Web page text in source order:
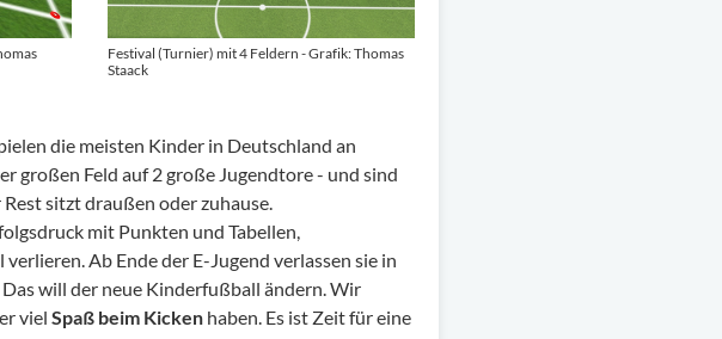
Festival (Turnier) mit 4 Feldern - Grafik: Thomas
Staack
die meisten Kinder in Deutschland an
großen Feld auf 2 große Jugendtore - und sind
sitzt draußen oder zuhause.
mit Punkten und Tabellen,
Ab Ende der E-Jugend verlassen sie in
Das will der neue Kinderfußball ändern. Wir
viel Spaß beim Kicken haben. Es ist Zeit für eine